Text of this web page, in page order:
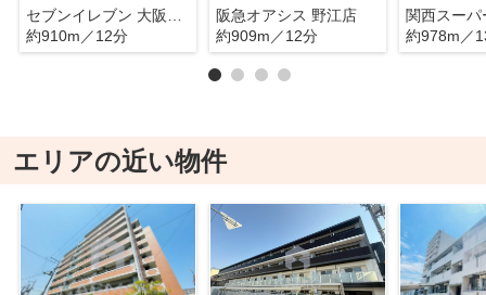
約910m／12分
阪急オアシス 野江店
約909m／12分
関西スーパ
約978m／
エリアの近い物件